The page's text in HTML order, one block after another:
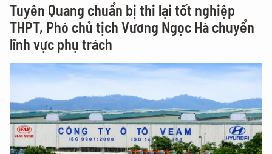
Tuyên Quang chuẩn bị thi lại tốt nghiệp
THPT, Phó chủ tịch Vương Ngọc Hà chuyển
lĩnh vực phụ trách